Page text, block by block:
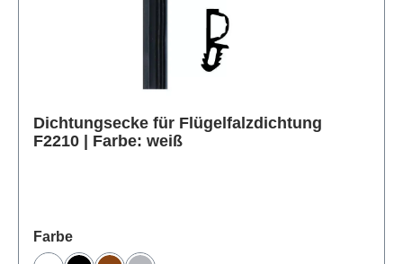
Dichtungsecke für Flügelfalzdichtung
F2210 | Farbe: weiß
Farbeauswählen